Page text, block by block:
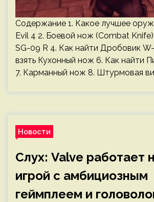
Содержание 1. Какое лучшее
Evil 4 2. Боевой нож (Combat
SG-09 R 4. Как найти Дробовик
взять Кухонный нож 6. Как найти
7. Карманный нож 8. Штурмовая
Новости
Слух: Valve работает
игрой с амбициозным
геймплеем и